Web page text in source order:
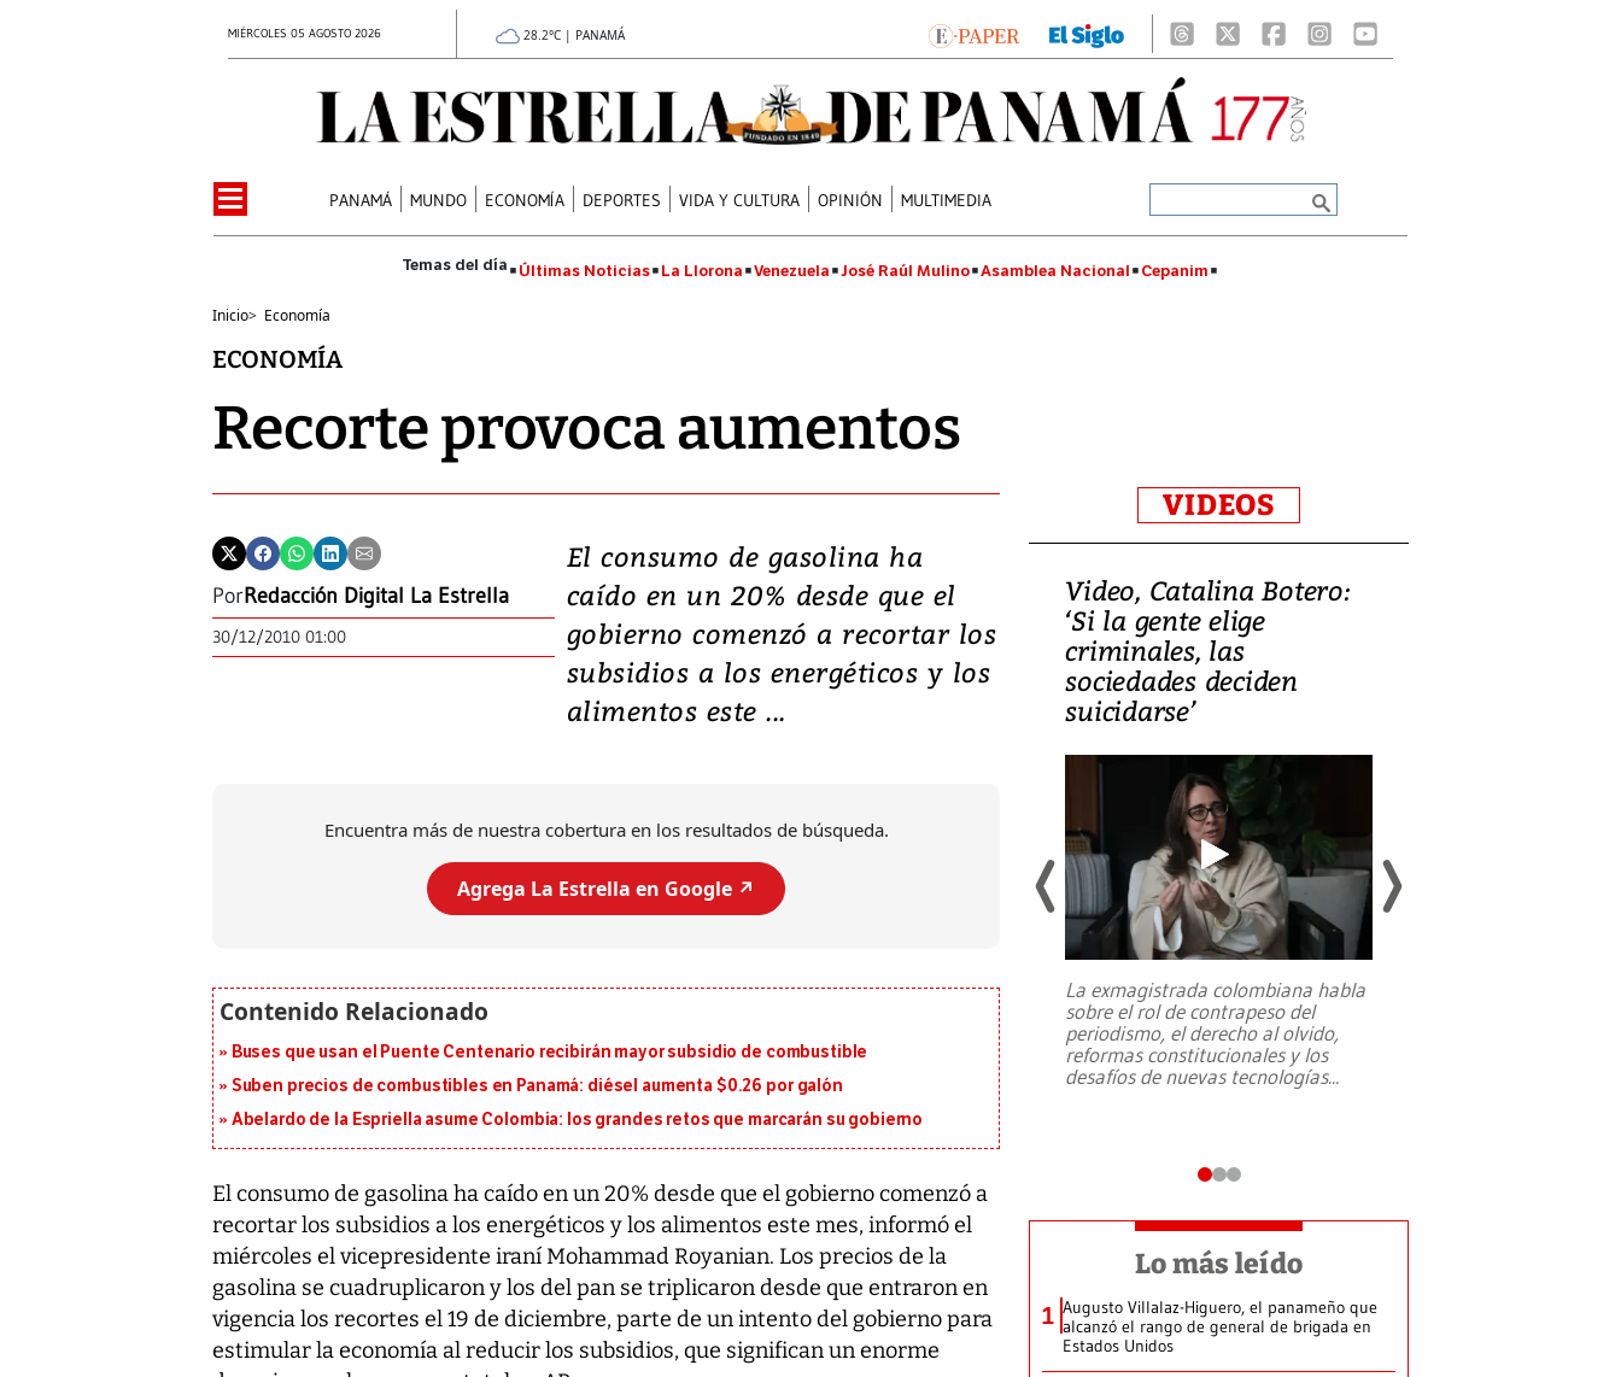
MIÉRCOLES 05 AGOSTO 2026 28.2°C | PANAMÁ
PANAMÁ MUNDO ECONOMÍA DEPORTES VIDA Y CULTURA OPINIÓN MULTIMEDIA
Últimas Noticias La Llorona Venezuela José Raúl Mulino Asamblea Nacional Cepanim
Inicio> Economía
ECONOMÍA
Recorte provoca aumentos
PorRedacción Digital La Estrella
30/12/2010 01:00
El consumo de gasolina ha
caído en un 20% desde que el
gobierno comenzó a recortar los
subsidios a los energéticos y los
alimentos este ...
Encuentra más de nuestra cobertura en los resultados de búsqueda.
Agrega La Estrella en Google ↗️
Buses que usan el Puente Centenario recibirán mayor subsidio de combustible
Suben precios de combustibles en Panamá: diésel aumenta $0.26 por galón
Abelardo de la Espriella asume Colombia: los grandes retos que marcarán su gobierno
El consumo de gasolina ha caído en un 20% desde que el gobierno comenzó a
recortar los subsidios a los energéticos y los alimentos este mes, informó el
miércoles el vicepresidente iraní Mohammad Royanian. Los precios de la
gasolina se cuadruplicaron y los del pan se triplicaron desde que entraron en
vigencia los recortes el 19 de diciembre, parte de un intento del gobierno para
estimular la economía al reducir los subsidios, que significan un enorme
VIDEOS
Video, Japón: Terremoto
deja heridos y graves
daños en Kumamoto
al sur de Japón, provocando una
Video, Catalina Botero:
‘Si la gente elige
criminales, las
sociedades deciden
suicidarse’
La exmagistrada colombiana habla
sobre el rol de contrapeso del
periodismo, el derecho al olvido,
reformas constitucionales y los
desafíos de nuevas tecnologías...
Lo más leído
1 Augusto Villalaz-Higuero, el panameño que
alcanzó el rango de general de brigada en
Estados Unidos